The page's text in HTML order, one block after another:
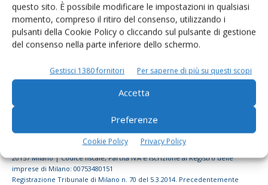
questo sito. È possibile modificare le impostazioni in qualsiasi
momento, compreso il ritiro del consenso, utilizzando i
pulsanti della Cookie Policy o cliccando sul pulsante di gestione
del consenso nella parte inferiore dello schermo.
Gestisci 1380 fornitori Per saperne di più su questi scopi
Accetta
Preferenze
Cookie Policy Privacy Policy
© Tecniche Nuove Spa. Tutti i diritti riservati. Sede legale Via Eritrea 21 -
20157 Milano | Codice fiscale, Partita IVA e Iscrizione al Registro delle
imprese di Milano: 00753480151
Registrazione Tribunale di Milano n. 70 del 5.3.2014. Precedentemente